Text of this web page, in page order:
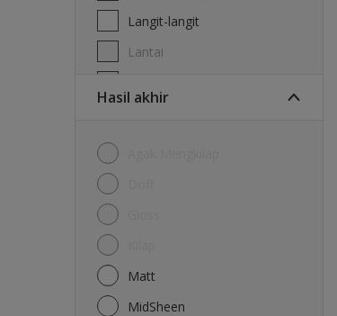
Langit-langit
Lantai
Hasil akhir
Matt
MidSheen